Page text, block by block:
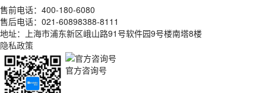
售前电话：400-180-6080
售后电话：021-60898388-8111
地址：上海市浦东新区峨山路91号软件园9号楼南塔8楼
隐私政策
官方咨询号